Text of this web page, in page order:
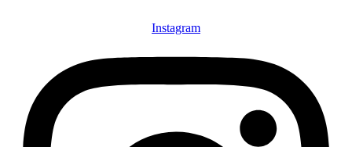
Instagram